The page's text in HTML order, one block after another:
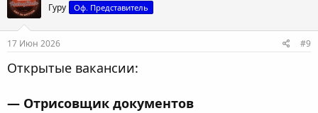
Гуру Оф. Представитель
17 Июн 2026 #9
Открытые вакансии:
— Отрисовщик документов